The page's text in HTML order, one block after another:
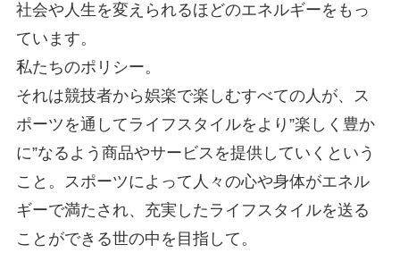
社会や人生を変えられるほどのエネルギーをもっ
ています。
私たちのポリシー。
それは競技者から娯楽で楽しむすべての人が、ス
ポーツを通してライフスタイルをより”楽しく豊か
に”なるよう商品やサービスを提供していくという
こと。スポーツによって人々の心や身体がエネル
ギーで満たされ、充実したライフスタイルを送る
ことができる世の中を目指して。